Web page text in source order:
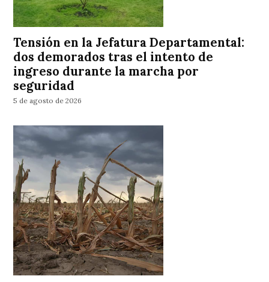
Tensión en la Jefatura Departamental:
dos demorados tras el intento de
ingreso durante la marcha por
seguridad
5 de agosto de 2026